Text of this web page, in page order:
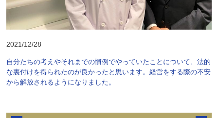
2021/12/28
自分たちの考えやそれまでの慣例でやっていたことについて、法的
な裏付けを得られたのが良かったと思います。経営をする際の不安
から解放されるようになりました。